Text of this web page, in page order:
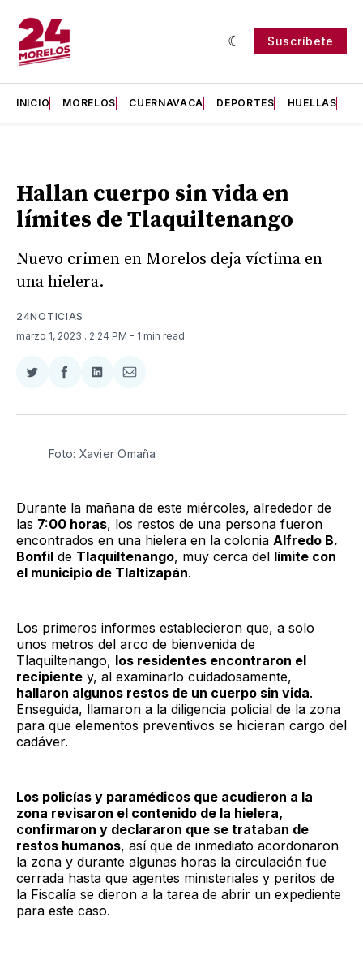
Suscríbete
INICIO MORELOS CUERNAVACA DEPORTES HUELLAS
Hallan cuerpo sin vida en
límites de Tlaquiltenango
Nuevo crimen en Morelos deja víctima en
una hielera.
24NOTICIAS
marzo 1, 2023 . 2:24 PM - 1 min read
Compartir
Twitter
Compartir
Facebook
Compartir
LinkedIn
Compartir
Email
Foto: Xavier Omaña
Durante la mañana de este miércoles, alrededor de
las 7:00 horas, los restos de una persona fueron
encontrados en una hielera en la colonia Alfredo B.
Bonfil de Tlaquiltenango, muy cerca del límite con
el municipio de Tlaltizapán.
Los primeros informes establecieron que, a solo
unos metros del arco de bienvenida de
Tlaquiltenango, los residentes encontraron el
recipiente y, al examinarlo cuidadosamente,
hallaron algunos restos de un cuerpo sin vida.
Enseguida, llamaron a la diligencia policial de la zona
para que elementos preventivos se hicieran cargo del
cadáver.
Los policías y paramédicos que acudieron a la
zona revisaron el contenido de la hielera,
confirmaron y declararon que se trataban de
restos humanos, así que de inmediato acordonaron
la zona y durante algunas horas la circulación fue
cerrada hasta que agentes ministeriales y peritos de
la Fiscalía se dieron a la tarea de abrir un expediente
para este caso.